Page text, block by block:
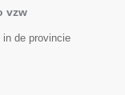
vzw
de provincie